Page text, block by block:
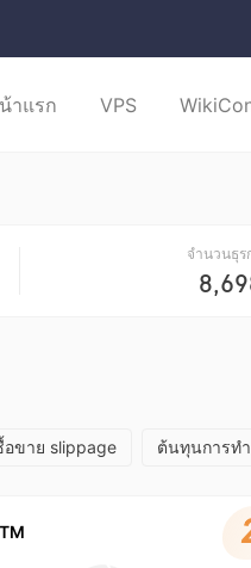
าแรก VPS
จำนวนธุร
ขาย slippage ต้นทุนการท